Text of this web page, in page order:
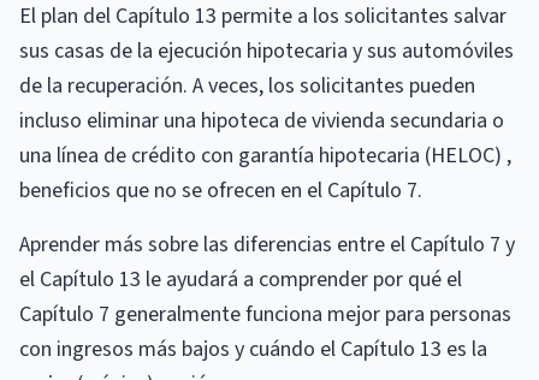
El plan del Capítulo 13 permite a los solicitantes salvar
sus casas de la ejecución hipotecaria y sus automóviles
de la recuperación. A veces, los solicitantes pueden
incluso eliminar una hipoteca de vivienda secundaria o
una línea de crédito con garantía hipotecaria (HELOC) ,
beneficios que no se ofrecen en el Capítulo 7.
Aprender más sobre las diferencias entre el Capítulo 7 y
el Capítulo 13 le ayudará a comprender por qué el
Capítulo 7 generalmente funciona mejor para personas
con ingresos más bajos y cuándo el Capítulo 13 es la